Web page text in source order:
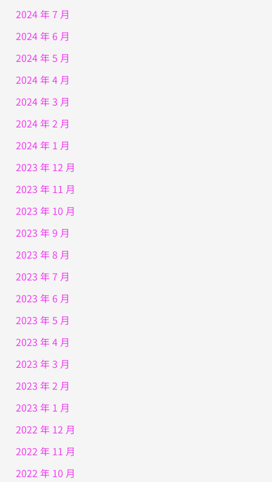
2024 年 7 月
2024 年 6 月
2024 年 5 月
2024 年 4 月
2024 年 3 月
2024 年 2 月
2024 年 1 月
2023 年 12 月
2023 年 11 月
2023 年 10 月
2023 年 9 月
2023 年 8 月
2023 年 7 月
2023 年 6 月
2023 年 5 月
2023 年 4 月
2023 年 3 月
2023 年 2 月
2023 年 1 月
2022 年 12 月
2022 年 11 月
2022 年 10 月